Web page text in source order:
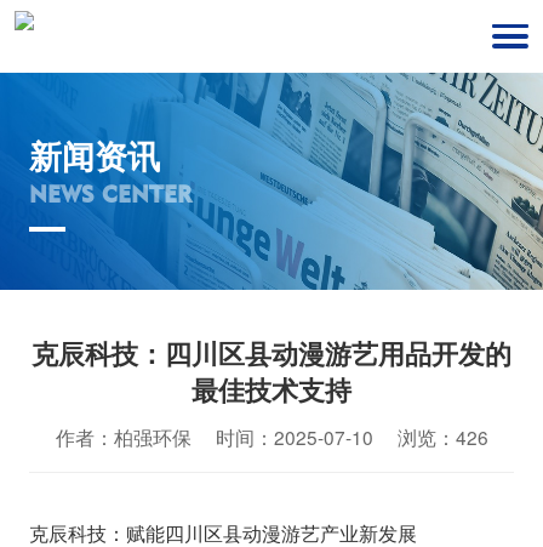
新闻资讯
NEWS CENTER
克辰科技：四川区县动漫游艺用品开发的
最佳技术支持
作者：柏强环保 时间：2025-07-10 浏览：426
克辰科技：赋能四川区县动漫游艺产业新发展